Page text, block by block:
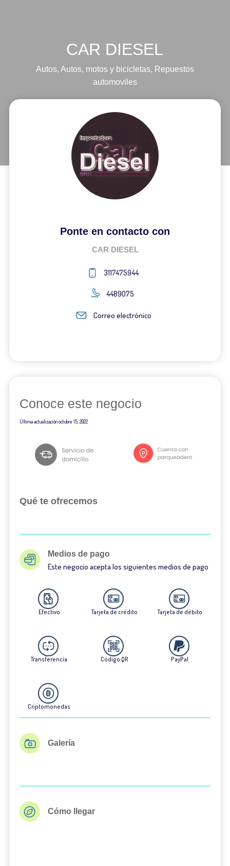
CAR DIESEL
Autos, Autos, motos y bicicletas, Repuestos
automoviles
Ponte en contacto con
CAR DIESEL
3117475944
4489075
Correo electrónico
Conoce este negocio
Última actualizaciónoctubre 15, 2022
Qué te ofrecemos
Medios de pago
Este negocio acepta los siguientes medios de pago
Efectivo Tarjeta de crédito Tarjeta de débito
Transferencia Código QR PayPal
Criptomonedas
Galería
Cómo llegar